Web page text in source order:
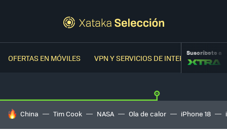
OFERTAS EN MÓVILES VPN Y SERVICIOS DE INTERNETSuscríbete a
HOY SE HABLA DE
China Tim Cook NASA Ola de calor iPhone 18